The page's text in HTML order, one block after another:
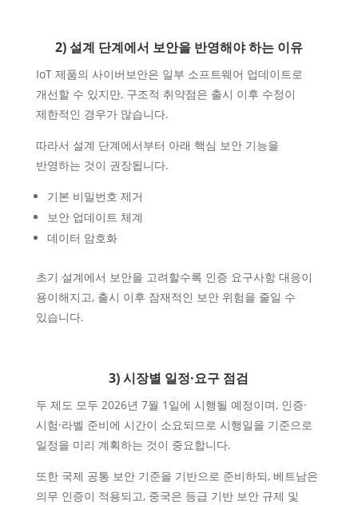
2) 설계 단계에서 보안을 반영해야 하는 이유
IoT 제품의 사이버보안은 일부 소프트웨어 업데이트로
개선할 수 있지만, 구조적 취약점은 출시 이후 수정이
제한적인 경우가 많습니다.
따라서 설계 단계에서부터 아래 핵심 보안 기능을
반영하는 것이 권장됩니다.
기본 비밀번호 제거
보안 업데이트 체계
데이터 암호화
초기 설계에서 보안을 고려할수록 인증 요구사항 대응이
용이해지고, 출시 이후 잠재적인 보안 위험을 줄일 수
있습니다.
3) 시장별 일정·요구 점검
두 제도 모두 2026년 7월 1일에 시행될 예정이며, 인증·
시험·라벨 준비에 시간이 소요되므로 시행일을 기준으로
일정을 미리 계획하는 것이 중요합니다.
또한 국제 공통 보안 기준을 기반으로 준비하되, 베트남은
의무 인증이 적용되고, 중국은 등급 기반 보안 규제 및